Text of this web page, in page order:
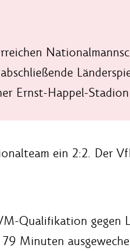
Ernst-Happel-
ein 2:2. Der
Qualifikation gegen
Minuten